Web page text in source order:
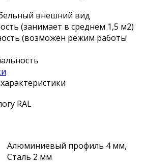
внешний вид
(занимает в среднем 1,5 м2)
(возможен режим работы
RAL
Алюминиевый профиль 4 мм,
Сталь 2 мм